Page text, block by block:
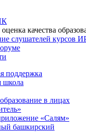
качества
слушателей курсов
поддержка
школа
в лицах
«Салям»
башкирский